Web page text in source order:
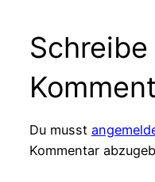
Du musst
Kommentar